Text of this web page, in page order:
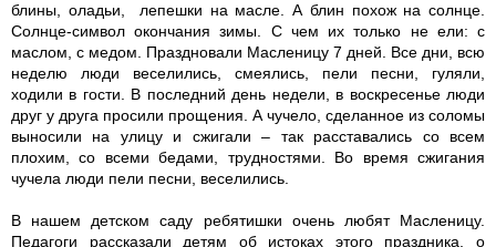
блины, оладьи, лепешки на масле. А блин похож на солнце.
Солнце-символ окончания зимы. С чем их только не ели: с
маслом, с медом. Праздновали Масленицу 7 дней. Все дни, всю
неделю люди веселились, смеялись, пели песни, гуляли,
ходили в гости. В последний день недели, в воскресенье люди
друг у друга просили прощения. А чучело, сделанное из соломы
выносили на улицу и сжигали – так расставались со всем
плохим, со всеми бедами, трудностями. Во время сжигания
чучела люди пели песни, веселились.
В нашем детском саду ребятишки очень любят Масленицу.
Педагоги рассказали детям об истоках этого праздника, о